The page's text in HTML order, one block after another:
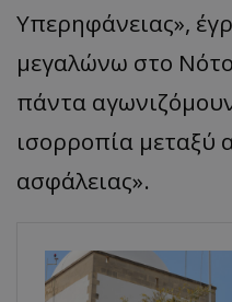
Υπερηφάνειας»,
μεγαλώνω στο
πάντα
ισορροπία μεταξύ
ασφάλειας».